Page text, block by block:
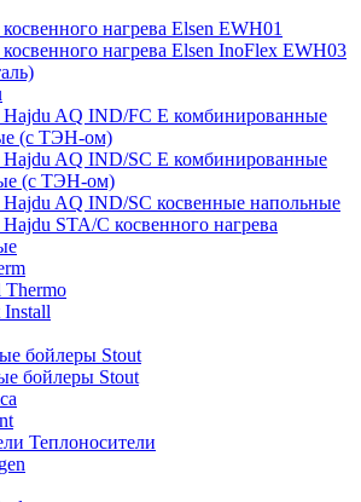
нагрева Elsen EWH01
нагрева Elsen InoFlex EWH03
AQ IND/FC E комбинированные
(с ТЭН-ом)
AQ IND/SC E комбинированные
(с ТЭН-ом)
AQ IND/SC косвенные напольные
STA/C косвенного нагрева
бойлеры Stout
бойлеры Stout
Теплоносители